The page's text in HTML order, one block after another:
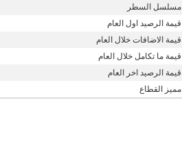
مسلسل السطر
قيمة الرصيد اول العام
قيمة الاضافات خلال العام
قيمة ما تكامل خلال العام
قيمة الرصيد اخر العام
مميز القطاع